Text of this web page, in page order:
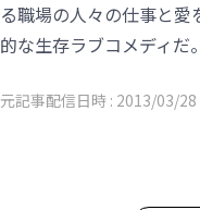
る職場の人々の仕事と
的な生存ラブコメディだ
元記事配信日時 : 2013/03/28